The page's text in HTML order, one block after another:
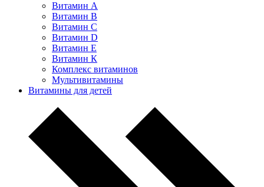
Витамин А
Витамин В
Витамин С
Витамин D
Витамин Е
Витамин К
Комплекс витаминов
Мультивитамины
Витамины для детей